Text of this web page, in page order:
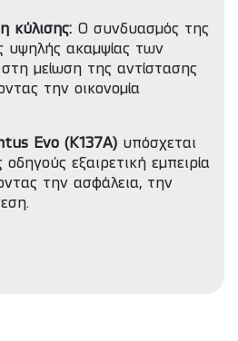
κύλισης: Ο συνδυασμός της
υψηλής ακαμψίας των
μείωση της αντίστασης
την οικονομία
Evo (K137A) υπόσχεται
εξαιρετική εμπειρία
την ασφάλεια, την